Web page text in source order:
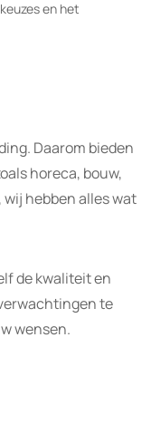
en het
Daarom bieden
horeca, bouw,
hebben alles wat
de kwaliteit en
te
wensen.